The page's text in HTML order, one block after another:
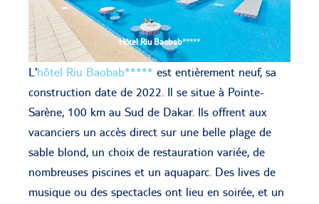
Hôtel Riu Baobab*****
L'hôtel Riu Baobab***** est entièrement neuf, sa
construction date de 2022. Il se situe à Pointe-
Sarène, 100 km au Sud de Dakar. Ils offrent aux
vacanciers un accès direct sur une belle plage de
sable blond, un choix de restauration variée, de
nombreuses piscines et un aquaparc. Des lives de
musique ou des spectacles ont lieu en soirée, et un